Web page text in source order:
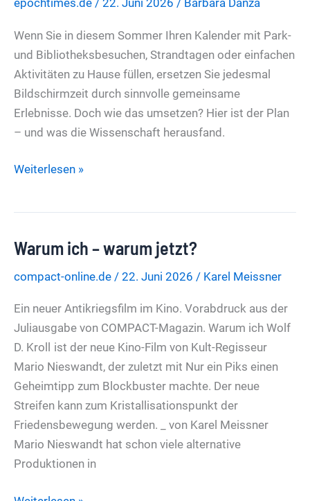
schwer
erkennbar“
epochtimes.de / 22. Juni 2026 / Barbara Danza
Wenn Sie in diesem Sommer Ihren Kalender mit Park-
und Bibliotheksbesuchen, Strandtagen oder einfachen
Aktivitäten zu Hause füllen, ersetzen Sie jedesmal
Bildschirmzeit durch sinnvolle gemeinsame
Erlebnisse. Doch wie das umsetzen? Hier ist der Plan
– und was die Wissenschaft herausfand.
Wie
einen
Sommer
schenken
können
Weiterlesen »
Warum ich – warum jetzt?
compact-online.de / 22. Juni 2026 / Karel Meissner
Ein neuer Antikriegsfilm im Kino. Vorabdruck aus der
Juliausgabe von COMPACT-Magazin. Warum ich Wolf
D. Kroll ist der neue Kino-Film von Kult-Regisseur
Mario Nieswandt, der zuletzt mit Nur ein Piks einen
Geheimtipp zum Blockbuster machte. Der neue
Streifen kann zum Kristallisationspunkt der
Friedensbewegung werden. _ von Karel Meissner
Mario Nieswandt hat schon viele alternative
Produktionen in